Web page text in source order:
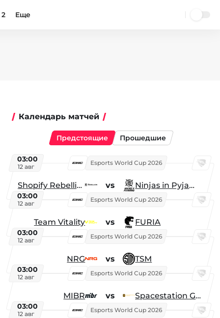
2 Еще
Календарь матчей
Предстоящие Прошедшие
03:00
12 авг
Esports World Cup 2026
Shopify Rebellion vs Ninjas in Pyjamas
03:00
12 авг
Esports World Cup 2026
Team Vitality vs FURIA
03:00
12 авг
Esports World Cup 2026
NRG vs TSM
03:00
12 авг
Esports World Cup 2026
MIBR vs Spacestation Gaming
03:00
12 авг
Esports World Cup 2026